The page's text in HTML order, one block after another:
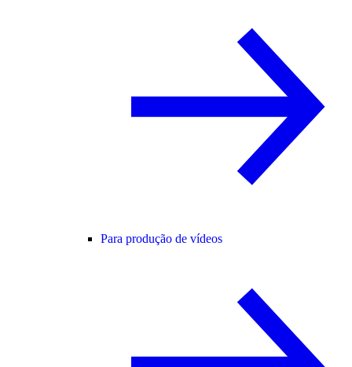
Para produção de vídeos